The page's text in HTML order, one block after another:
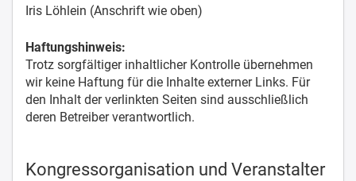
Iris Löhlein (Anschrift wie oben)
Haftungshinweis:
Trotz sorgfältiger inhaltlicher Kontrolle übernehmen
wir keine Haftung für die Inhalte externer Links. Für
den Inhalt der verlinkten Seiten sind ausschließlich
deren Betreiber verantwortlich.
Kongressorganisation und Veranstalter